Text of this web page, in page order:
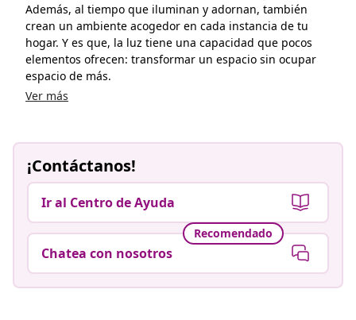
Además, al tiempo que iluminan y adornan, también
crean un ambiente acogedor en cada instancia de tu
hogar. Y es que, la luz tiene una capacidad que pocos
elementos ofrecen: transformar un espacio sin ocupar
espacio de más.
Ver más
¡Contáctanos!
Ir al Centro de Ayuda
Recomendado
Chatea con nosotros